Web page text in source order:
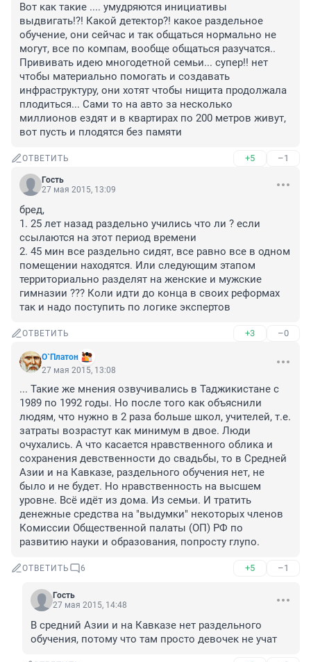
Вот как такие .... умудряются инициативы
выдвигать!?! Какой детектор?! какое раздельное
обучение, они сейчас и так общаться нормально не
могут, все по компам, вообще общаться разучатся..
Прививать идею многодетной семьи... супер!! нет
чтобы материально помогать и создавать
инфраструктуру, они хотят чтобы нищита продолжала
плодиться... Сами то на авто за несколько
миллионов ездят и в квартирах по 200 метров живут,
вот пусть и плодятся без памяти
ОТВЕТИТЬ +5 –1
Гость
27 мая 2015, 13:09
бред,
1. 25 лет назад раздельно учились что ли ? если
ссылаются на этот период времени
2. 45 мин все раздельно сидят, все равно все в одном
помещении находятся. Или следующим этапом
территориально разделят на женские и мужские
гимназии ??? Коли идти до конца в своих реформах
так и надо поступить по логике экспертов
ОТВЕТИТЬ +3 –0
О`Платон
27 мая 2015, 13:08
... Такие же мнения озвучивались в Таджикистане с
1989 по 1992 годы. Но после того как объяснили
людям, что нужно в 2 раза больше школ, учителей, т.е.
затраты возрастут как минимум в двое. Люди
очухались. А что касается нравственного облика и
сохранения девственности до свадьбы, то в Средней
Азии и на Кавказе, раздельного обучения нет, не
было и не будет. Но нравственность на высшем
уровне. Всё идёт из дома. Из семьи. И тратить
денежные средства на "выдумки" некоторых членов
Комиссии Общественной палаты (ОП) РФ по
развитию науки и образования, попросту глупо.
ОТВЕТИТЬ 6 +5 –1
Гость
27 мая 2015, 14:48
В средний Азии и на Кавказе нет раздельного
обучения, потому что там просто девочек не учат